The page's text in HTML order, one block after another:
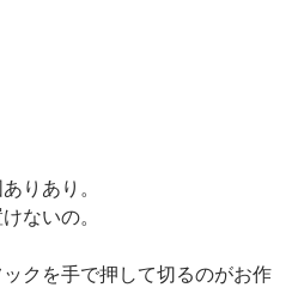
りあり。
ないの。
クを手で押して切るのがお作